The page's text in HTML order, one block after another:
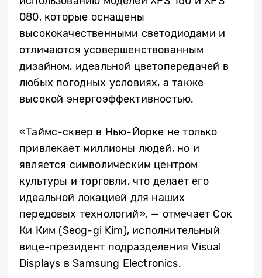
080, которые оснащены
высококачественными светодиодами и
отличаются усовершенствованным
дизайном, идеальной цветопередачей в
любых погодных условиях, а также
высокой энергоэффективностью.
«Таймс-сквер в Нью-Йорке не только
привлекает миллионы людей, но и
является символическим центром
культуры и торговли, что делает его
идеальной локацией для наших
передовых технологий», — отмечает Сок
Ки Ким (Seog-gi Kim), исполнительный
вице-президент подразделения Visual
Displays в Samsung Electronics.